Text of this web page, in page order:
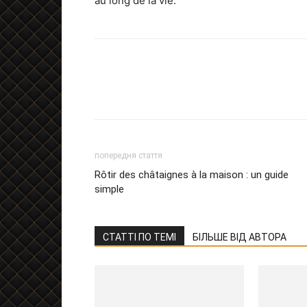
попередня стаття
Rôtir des châtaignes à la maison : un guide
simple
СТАТТІ ПО ТЕМІ БІЛЬШЕ ВІД АВТОРА